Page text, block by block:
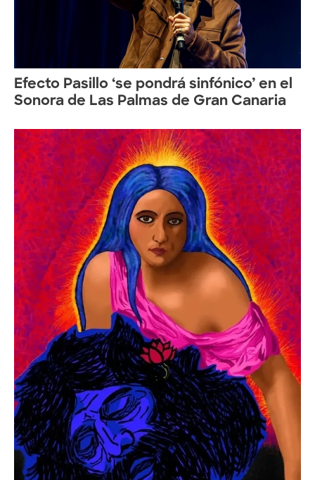
Efecto Pasillo ‘se pondrá sinfónico’ en el
Sonora de Las Palmas de Gran Canaria